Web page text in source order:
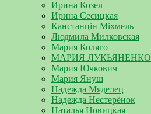
Ирина Козел
Ирина Сесицкая
Канстанцін Міхмель
Людмила Милковская
Мария Коляго
МАРИЯ ЛУКЬЯНЕНКО
Мария Ючкович
Мария Януш
Надежда Мяделец
Надежда Нестерёнок
Наталья Новицкая